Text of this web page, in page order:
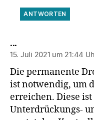
ANTWORTEN
...sagt:
15. Juli 2021 um 21:44
Die permanente
ist notwendig, um
erreichen. Diese
Unterdrückungs-